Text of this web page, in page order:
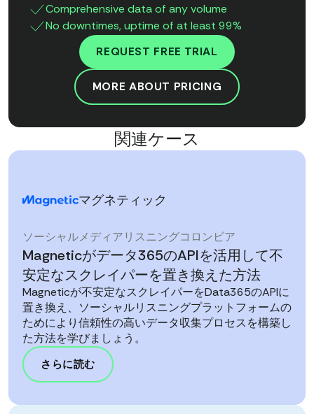
Comprehensive data of any volume
No downtimes, uptime of at least 99%
REQUEST FREE TRIAL
MORE ABOUT PRICING
関連ケース
Magneticがデータ365のAPIを活用して不
安定なスクレイパーを置き換えた方法
Magneticが不安定なスクレイパーをData365のAPIに
置き換え、ソーシャルリスニングプラットフォームの
ためにより信頼性の高いデータ収集プロセスを構築し
た方法を学びましょう。
さらに読む
マグネティック
ソーシャルメディアリスニングコロンビア